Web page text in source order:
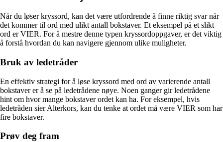
Når du løser kryssord, kan det være utfordrende å finne riktig svar når
det kommer til ord med ulikt antall bokstaver. Et eksempel på et slikt
ord er VIER. For å mestre denne typen kryssordoppgaver, er det viktig
å forstå hvordan du kan navigere gjennom ulike muligheter.
Bruk av ledetråder
En effektiv strategi for å løse kryssord med ord av varierende antall
bokstaver er å se på ledetrådene nøye. Noen ganger gir ledetrådene
hint om hvor mange bokstaver ordet kan ha. For eksempel, hvis
ledetråden sier Alterkors, kan du tenke at ordet må være VIER som har
fire bokstaver.
Prøv deg fram